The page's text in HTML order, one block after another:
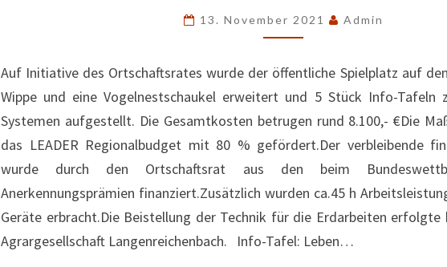
FESTPLATZ
13. November 2021 Admin
Auf Initiative des Ortschaftsrates wurde der öffentliche Spielplatz auf
Wippe und eine Vogelnestschaukel erweitert und 5 Stück Info-Tafeln
Systemen aufgestellt. Die Gesamtkosten betrugen rund 8.100,- €Die
das LEADER Regionalbudget mit 80 % gefördert.Der verbleibende
wurde durch den Ortschaftsrat aus den beim
Anerkennungsprämien finanziert.Zusätzlich wurden ca.45 h
Geräte erbracht.Die Beistellung der Technik für die Erdarbeiten
Agrargesellschaft Langenreichenbach. Info-Tafel: Leben…